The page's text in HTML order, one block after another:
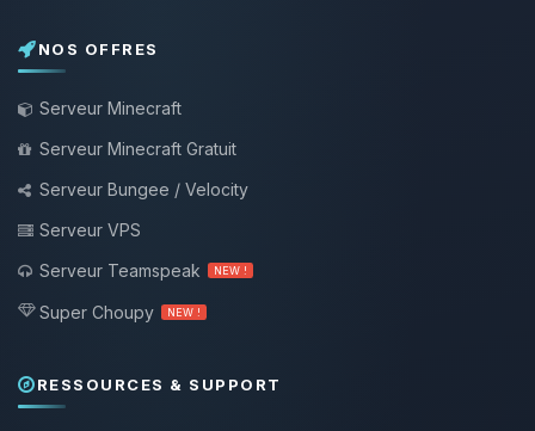
NOS OFFRES
Serveur Minecraft
Serveur Minecraft Gratuit
Serveur Bungee / Velocity
Serveur VPS
Serveur Teamspeak
NEW !
Super Choupy NEW !
RESSOURCES & SUPPORT